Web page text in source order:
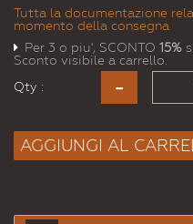
Tutta la documentazione
momento della consegna
Per 3 o piu', SCONTO 15%
Sconto visibile a carrello.
Qty :
AGGIUNGI AL